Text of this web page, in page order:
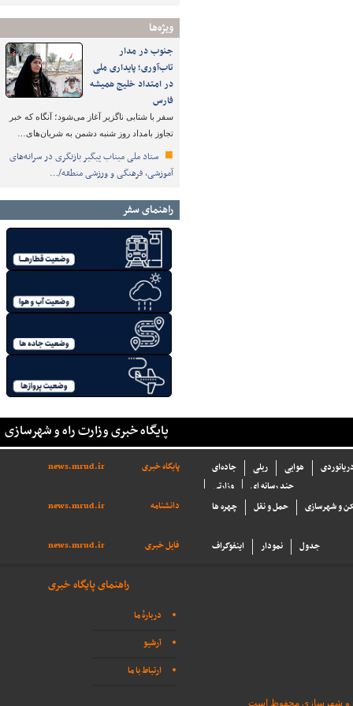
ویژه‌ها
جنوب در مدار
تاب‌آوری؛ پایداری ملی
در امتداد خلیج همیشه
فارس
سفر با شتابی ناگزیر آغاز می‌شود؛ آنگاه که خبر
تجاوز بامداد روز شنبه دشمن به شریان‌های…
ستاد ملی میناب پیگیر بازنگری در سرانه‌های
آموزشی، فرهنگی و ورزشی منطقه/…
راهنمای سفر
پایگاه خبری وزارت راه و شهرسازی
پایگاه خبری news.mrud.ir جاده‌ای ریلی هوایی
وزارتی
چند رسانه ای
دانشنامه
news.mrud.ir چهره ها حمل و نقل و شهرسازی
فایل خبری news.mrud.ir اینفوگراف نمودار جدول
راهنمای پایگاه خبری
دربارهٔ ما
آرشیو
ارتباط با ما
و شهرسازی محفوظ است